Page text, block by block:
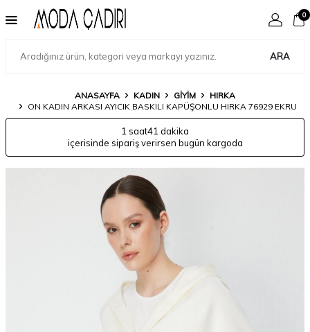
ARA
0
ANASAYFA KADIN GIYIM
HIRKA
ON KADIN ARKASI AYICIK BASKILI KAPÜŞONLU HIRKA 76929 EKRU
1 saat41 dakika
içerisinde sipariş verirsen bugün kargoda